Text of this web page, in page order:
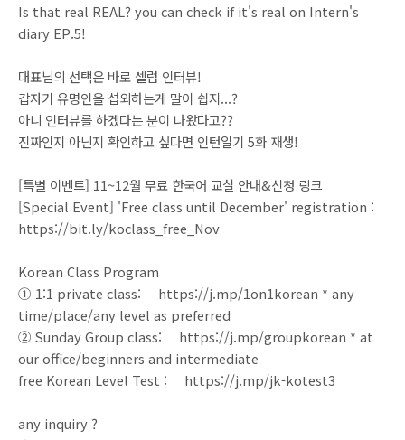
Is that real REAL? you can check if it's real on Intern's
diary EP.5!
대표님의 선택은 바로 셀럽 인터뷰!
갑자기 유명인을 섭외하는게 말이 쉽지...?
아니 인터뷰를 하겠다는 분이 나왔다고??
진짜인지 아닌지 확인하고 싶다면 인턴일기 5화 재생!
[특별 이벤트] 11~12월 무료 한국어 교실 안내&신청 링크
[Special Event] 'Free class until December' registration :
https://bit.ly/koclass_free_Nov
Korean Class Program⠀
① 1:1 private class: https://j.mp/1on1korean * any
time/place/any level as preferred⠀
② Sunday Group class: https://j.mp/groupkorean * at
our office/beginners and intermediate ⠀
free Korean Level Test : https://j.mp/jk-kotest3⠀
any inquiry ?